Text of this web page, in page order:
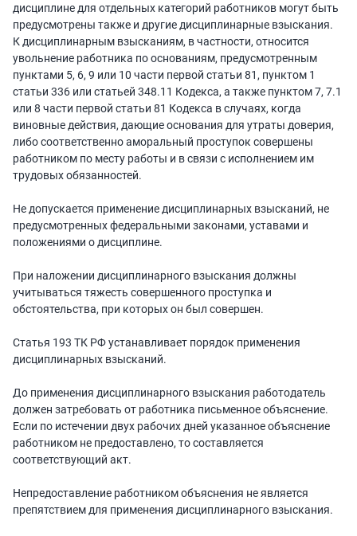
дисциплине для отдельных категорий работников могут быть
предусмотрены также и другие дисциплинарные взыскания.
К дисциплинарным взысканиям, в частности, относится
увольнение работника по основаниям, предусмотренным
пунктами 5, 6, 9 или 10 части первой статьи 81, пунктом 1
статьи 336 или статьей 348.11 Кодекса, а также пунктом 7, 7.1
или 8 части первой статьи 81 Кодекса в случаях, когда
виновные действия, дающие основания для утраты доверия,
либо соответственно аморальный проступок совершены
работником по месту работы и в связи с исполнением им
трудовых обязанностей.
Не допускается применение дисциплинарных взысканий, не
предусмотренных федеральными законами, уставами и
положениями о дисциплине.
При наложении дисциплинарного взыскания должны
учитываться тяжесть совершенного проступка и
обстоятельства, при которых он был совершен.
Статья 193 ТК РФ устанавливает порядок применения
дисциплинарных взысканий.
До применения дисциплинарного взыскания работодатель
должен затребовать от работника письменное объяснение.
Если по истечении двух рабочих дней указанное объяснение
работником не предоставлено, то составляется
соответствующий акт.
Непредоставление работником объяснения не является
препятствием для применения дисциплинарного взыскания.